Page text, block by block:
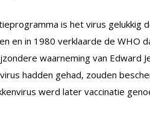
is het virus gelukkig
en in 1980 verklaarde de WHO
waarneming van Edward
hadden gehad, zouden
werd later vaccinatie